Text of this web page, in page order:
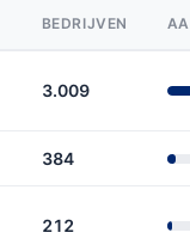
BEDRIJVEN
3.009
384
212